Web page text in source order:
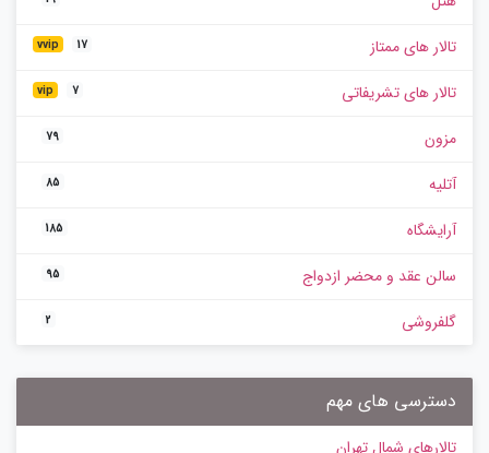
تالار های ممتاز vvip 17
تالار های تشریفاتی vip 7
مزون 79
آتلیه 85
آرایشگاه 185
سالن عقد و محضر ازدواج 95
گلفروشی 2
دسترسی های مهم
تالارهای شمال تهران